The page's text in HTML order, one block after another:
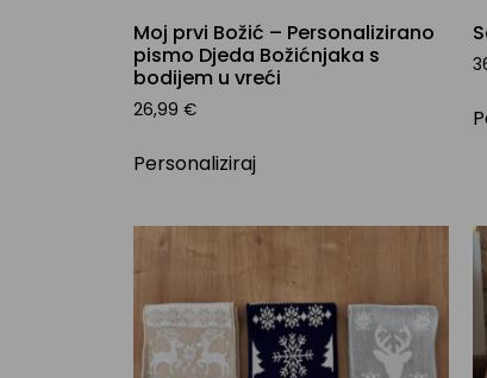
Moj prvi Božić – Personalizirano
pismo Djeda Božićnjaka s
bodijem u vreći
26,99 €
Personaliziraj